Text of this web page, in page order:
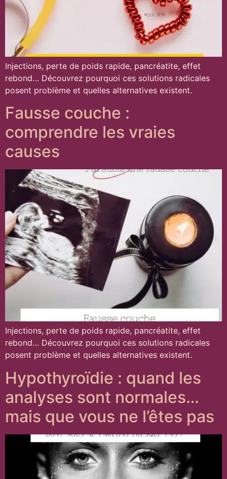
Injections, perte de poids rapide, pancréatite, effet
rebond… Découvrez pourquoi ces solutions radicales
posent problème et quelles alternatives existent.
Fausse couche :
comprendre les vraies
causes
Injections, perte de poids rapide, pancréatite, effet
rebond… Découvrez pourquoi ces solutions radicales
posent problème et quelles alternatives existent.
Hypothyroïdie : quand les
analyses sont normales…
mais que vous ne l’êtes pas